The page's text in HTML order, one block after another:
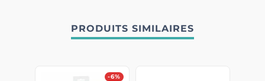
PRODUITS SIMILAIRES
-6%